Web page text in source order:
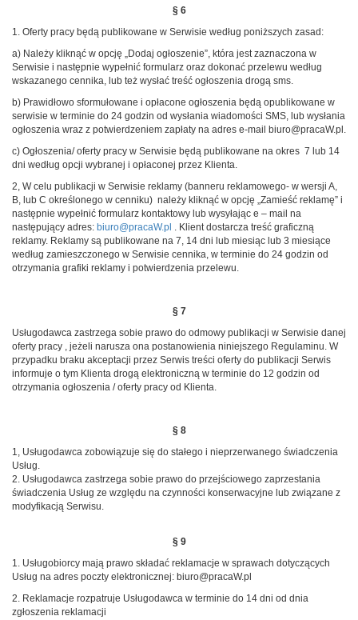
§ 6
1. Oferty pracy będą publikowane w Serwisie według poniższych zasad:
a) Należy kliknąć w opcję „Dodaj ogłoszenie”, która jest zaznaczona w
Serwisie i następnie wypełnić formularz oraz dokonać przelewu według
wskazanego cennika, lub też wysłać treść ogłoszenia drogą sms.
b) Prawidłowo sformułowane i opłacone ogłoszenia będą opublikowane w
serwisie w terminie do 24 godzin od wysłania wiadomości SMS, lub wysłania
ogłoszenia wraz z potwierdzeniem zapłaty na adres e-mail biuro@pracaW.pl.
c) Ogłoszenia/ oferty pracy w Serwisie będą publikowane na okres 7 lub 14
dni według opcji wybranej i opłaconej przez Klienta.
2, W celu publikacji w Serwisie reklamy (banneru reklamowego- w wersji A,
B, lub C określonego w cenniku) należy kliknąć w opcję „Zamieść reklamę” i
następnie wypełnić formularz kontaktowy lub wysyłając e – mail na
następujący adres: biuro@pracaW.pl . Klient dostarcza treść graficzną
reklamy. Reklamy są publikowane na 7, 14 dni lub miesiąc lub 3 miesiące
według zamieszczonego w Serwisie cennika, w terminie do 24 godzin od
otrzymania grafiki reklamy i potwierdzenia przelewu.
§ 7
Usługodawca zastrzega sobie prawo do odmowy publikacji w Serwisie danej
oferty pracy , jeżeli narusza ona postanowienia niniejszego Regulaminu. W
przypadku braku akceptacji przez Serwis treści oferty do publikacji Serwis
informuje o tym Klienta drogą elektroniczną w terminie do 12 godzin od
otrzymania ogłoszenia / oferty pracy od Klienta.
§ 8
1, Usługodawca zobowiązuje się do stałego i nieprzerwanego świadczenia
Usług.
2. Usługodawca zastrzega sobie prawo do przejściowego zaprzestania
świadczenia Usług ze względu na czynności konserwacyjne lub związane z
modyfikacją Serwisu.
§ 9
1. Usługobiorcy mają prawo składać reklamacje w sprawach dotyczących
Usług na adres poczty elektronicznej: biuro@pracaW.pl
2. Reklamacje rozpatruje Usługodawca w terminie do 14 dni od dnia
zgłoszenia reklamacji